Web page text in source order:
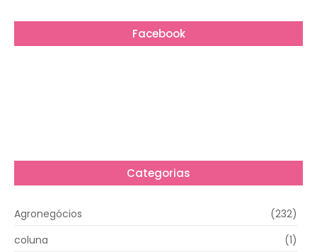
Facebook
Categorias
Agronegócios
(232)
coluna
(1)